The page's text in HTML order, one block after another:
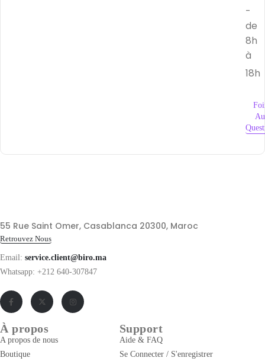
-
de
8h
à
18h
55 Rue Saint Omer, Casablanca 20300, Maroc
Retrouvez Nous
Email: service.client@biro.ma
Whatsapp: +212 640-307847
À propos
A propos de nous
Boutique
Support
Aide & FAQ
Se Connecter / S'enregistrer